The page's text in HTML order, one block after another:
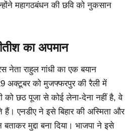
महागठबंधन की छवि को नुकसान
का अपमान
नेता राहुल गांधी का एक बयान
अक्टूबर को मुजफ्फरपुर की रैली में
को छठ पूजा से कोई लेना-देना नहीं है, वे
हैं। एनडीए ने इसे बिहार की अस्मिता और
मुद्दा बना दिया। भाजपा ने इसे